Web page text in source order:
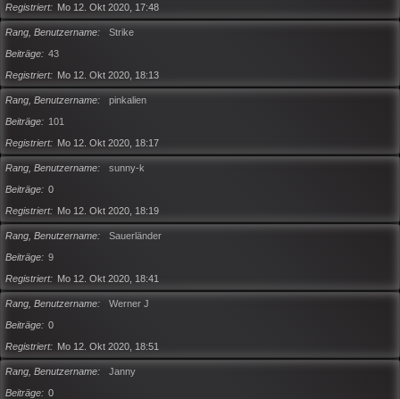
Registriert
Mo 12. Okt 2020, 17:48
Rang, Benutzername
Strike
Beiträge
43
Registriert
Mo 12. Okt 2020, 18:13
Rang, Benutzername
pinkalien
Beiträge
101
Registriert
Mo 12. Okt 2020, 18:17
Rang, Benutzername
sunny-k
Beiträge
0
Registriert
Mo 12. Okt 2020, 18:19
Rang, Benutzername
Sauerländer
Beiträge
9
Registriert
Mo 12. Okt 2020, 18:41
Rang, Benutzername
Werner J
Beiträge
0
Registriert
Mo 12. Okt 2020, 18:51
Rang, Benutzername
Janny
Beiträge
0